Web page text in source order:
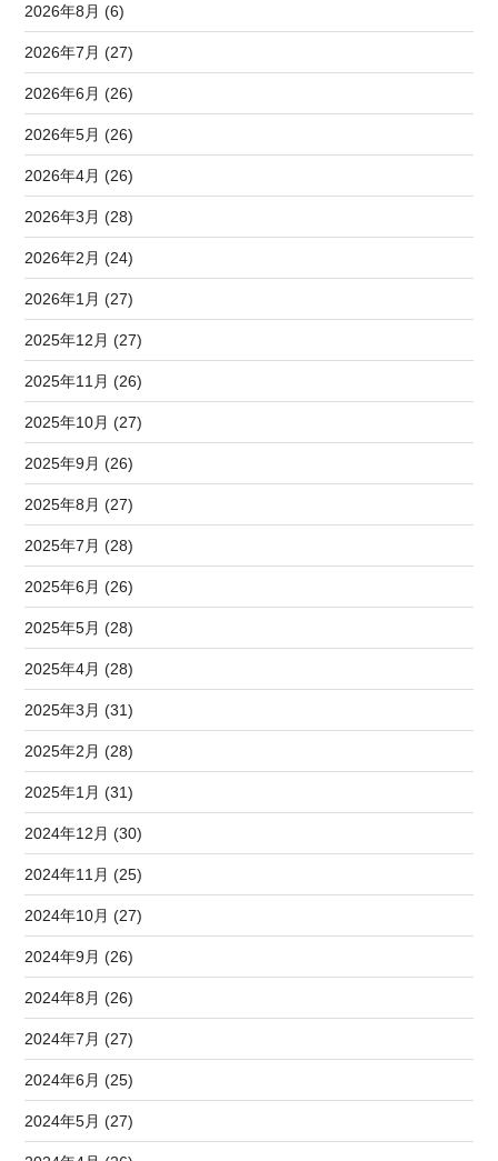
2026年8月 (6)
2026年7月 (27)
2026年6月 (26)
2026年5月 (26)
2026年4月 (26)
2026年3月 (28)
2026年2月 (24)
2026年1月 (27)
2025年12月 (27)
2025年11月 (26)
2025年10月 (27)
2025年9月 (26)
2025年8月 (27)
2025年7月 (28)
2025年6月 (26)
2025年5月 (28)
2025年4月 (28)
2025年3月 (31)
2025年2月 (28)
2025年1月 (31)
2024年12月 (30)
2024年11月 (25)
2024年10月 (27)
2024年9月 (26)
2024年8月 (26)
2024年7月 (27)
2024年6月 (25)
2024年5月 (27)